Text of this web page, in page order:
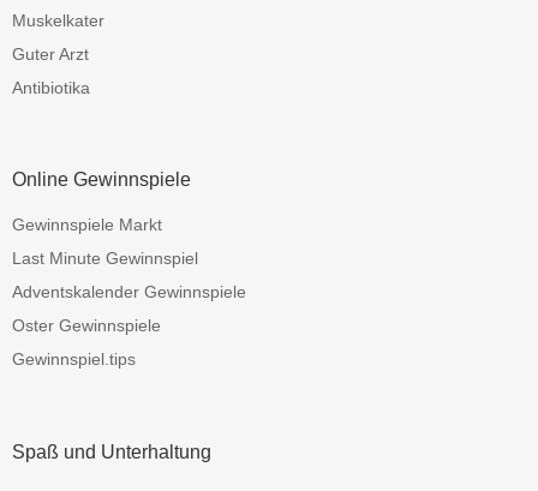
Muskelkater
Guter Arzt
Antibiotika
Online Gewinnspiele
Gewinnspiele Markt
Last Minute Gewinnspiel
Adventskalender Gewinnspiele
Oster Gewinnspiele
Gewinnspiel.tips
Spaß und Unterhaltung